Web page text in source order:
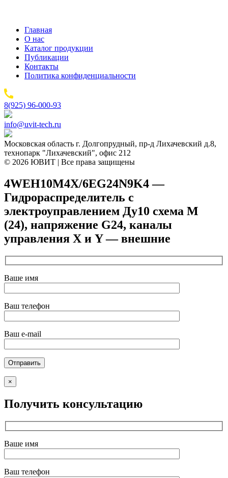
Главная
О нас
Каталог продукции
Публикации
Контакты
Политика конфиденциальности
8(925) 96-000-93
info@uvit-tech.ru
Московская область г. Долгопрудный, пр-д Лихачевский д.8,
технопарк "Лихачевский", офис 212
© 2026 ЮВИТ | Все права защищены
4WEH10M4X/6EG24N9K4 —
Гидрораспределитель с
электроуправлением Ду10 схема M
(24), напряжение G24, каналы
управления X и Y — внешние
Ваше имя
Ваш телефон
Ваш e-mail
×
Получить консультацию
Ваше имя
Ваш телефон